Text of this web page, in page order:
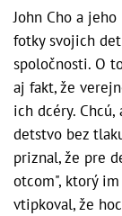
John Cho a
fotky svojich
spoločnosti. O
aj fakt, že
ich dcéry.
detstvo bez
priznal, že pre
otcom", ktorý
vtipkoval, že